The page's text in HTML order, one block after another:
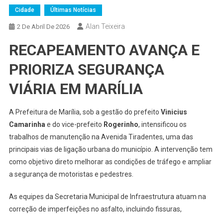
Cidade Últimas Notícias
2 De Abril De 2026 Alan Teixeira
RECAPEAMENTO AVANÇA E
PRIORIZA SEGURANÇA
VIÁRIA EM MARÍLIA
A Prefeitura de Marília, sob a gestão do prefeito Vinicius
Camarinhae do vice-prefeito Rogerinho, intensificou os
trabalhos de manutenção na Avenida Tiradentes, uma das
principais vias de ligação urbana do município. A intervenção tem
como objetivo direto melhorar as condições de tráfego e ampliar
a segurança de motoristas e pedestres.
As equipes da Secretaria Municipal de Infraestrutura atuam na
correção de imperfeições no asfalto, incluindo fissuras,